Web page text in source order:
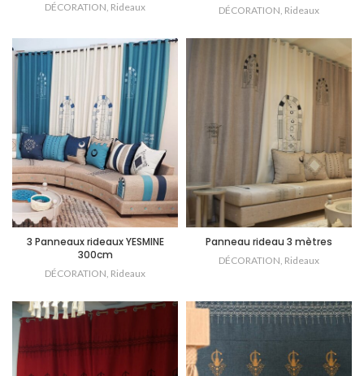
DÉCORATION, Rideaux DÉCORATION Rideaux
3 Panneaux rideaux YESMINE
300cm
DÉCORATION Rideaux
Panneau rideau 3 mètres
DÉCORATION Rideaux